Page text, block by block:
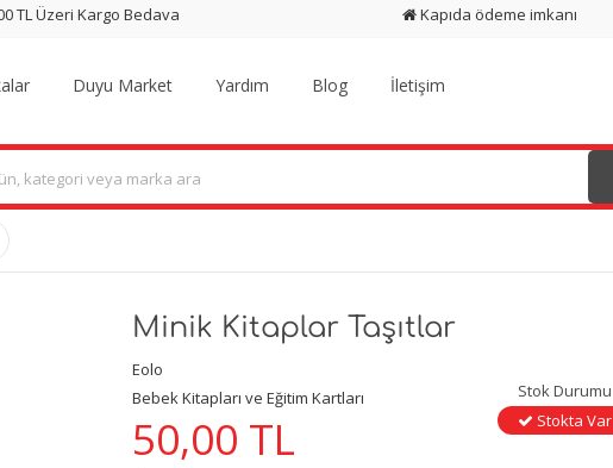
TL Üzeri Kargo Bedava Kapıda ödeme imkanı
Duyu Market Yardım Blog İletişim
Minik Kitaplar Taşıtlar
Eolo
Bebek Kitapları ve Eğitim Kartları
Stok Durumu
Stokta Var
50,00 TL